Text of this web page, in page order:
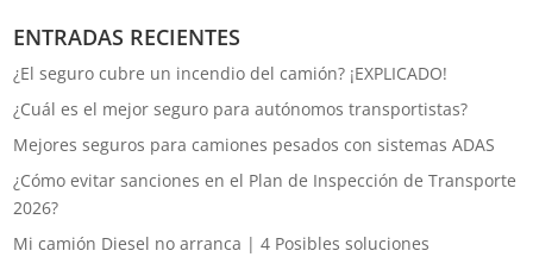
ENTRADAS RECIENTES
¿El seguro cubre un incendio del camión? ¡EXPLICADO!
¿Cuál es el mejor seguro para autónomos transportistas?
Mejores seguros para camiones pesados con sistemas ADAS
¿Cómo evitar sanciones en el Plan de Inspección de Transporte
2026?
Mi camión Diesel no arranca | 4 Posibles soluciones